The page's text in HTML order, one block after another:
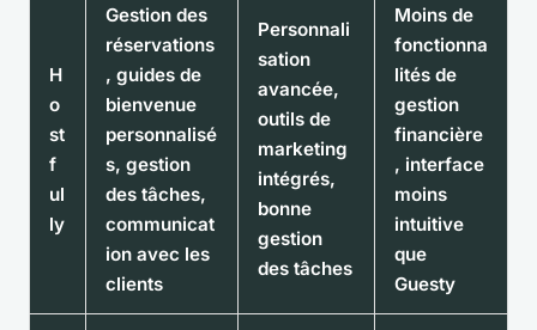
H
o
st
f
ul
ly
Gestion des
réservations
, guides de
bienvenue
personnalisé
s, gestion
des tâches,
communicat
ion avec les
clients
Personnali
sation
avancée,
outils de
marketing
intégrés,
bonne
gestion
des tâches
Moins de
fonctionna
lités de
gestion
financière
, interface
moins
intuitive
que
Guesty